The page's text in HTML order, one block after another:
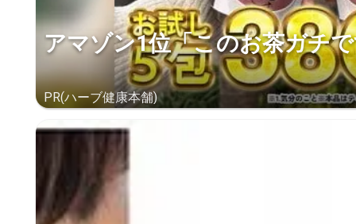
アマゾン1位「このお茶ガチ
PR(ハーブ健康本舗)